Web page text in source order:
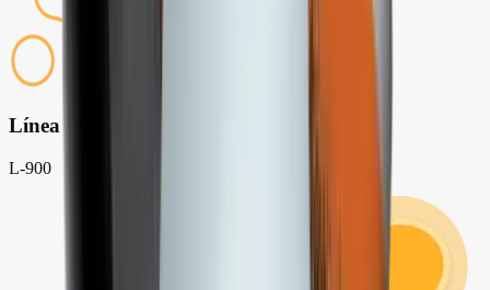
Línea profesional
L-900